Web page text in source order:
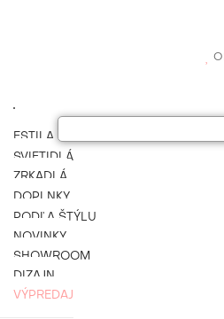
ESTILA NÁBYTOK
SVIETIDLÁ
ZRKADLÁ
DOPLNKY
PODĽA ŠTÝLU
NOVINKY
SHOWROOM
DIZAJN
VÝPREDAJ